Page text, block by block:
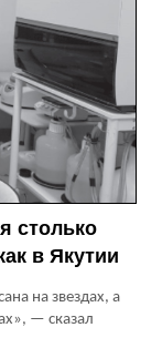
столько
в Якутии
на звездах, а
— сказал